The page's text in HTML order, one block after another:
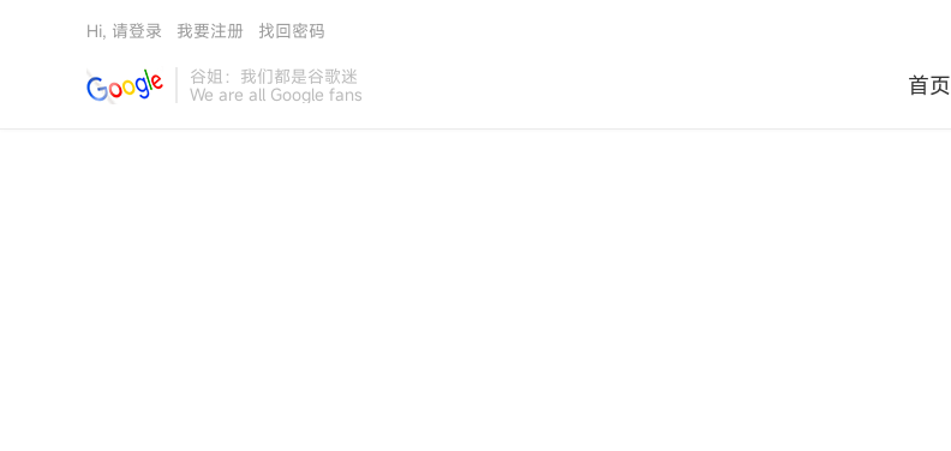
谷姐：我们都是谷歌迷
We are all Google fans 首页
Hi, 请登录 我要注册 找回密码